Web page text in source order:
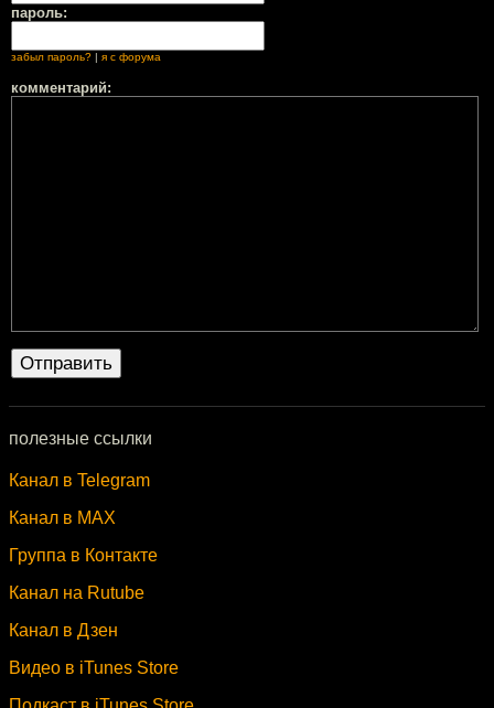
пароль:
забыл пароль? я с форума
комментарий:
полезные ссылки
Канал в Telegram
Канал в MAX
Группа в Контакте
Канал на Rutube
Канал в Дзен
Видео в iTunes Store